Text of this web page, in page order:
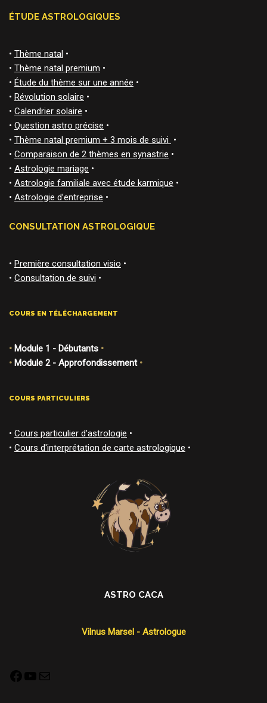
ÉTUDE ASTROLOGIQUES
• Thème natal •
• Thème natal premium •
• Étude du thème sur une année •
• Révolution solaire •
• Calendrier solaire •
• Question astro précise •
• Thème natal premium + 3 mois de suivi •
• Comparaison de 2 thèmes en synastrie •
• Astrologie mariage •
• Astrologie familiale avec étude karmique •
• Astrologie d’entreprise •
CONSULTATION ASTROLOGIQUE
• Première consultation visio •
• Consultation de suivi •
COURS EN TÉLÉCHARGEMENT
• Module 1 - Débutants •
• Module 2 - Approfondissement•
COURS PARTICULIERS
• Cours particulier d'astrologie •
• Cours d'interprétation de carte astrologique •
ASTRO CACA
Vilnus Marsel - Astrologue